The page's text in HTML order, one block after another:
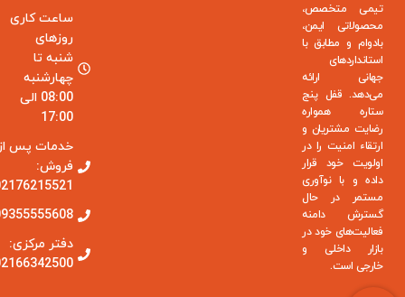
تیمی متخصص،
محصولاتی ایمن،
بادوام و مطابق با
استانداردهای
جهانی ارائه
می‌دهد. قفل پنج
ستاره همواره
رضایت مشتریان و
ارتقاء امنیت را در
اولویت خود قرار
داده و با نوآوری
مستمر در حال
گسترش دامنه
فعالیت‌های خود در
بازار داخلی و
خارجی است.
ساعت کاری
روزهای
شنبه تا
چهارشنبه
08:00 الی
17:00
خدمات پس
فروش:
دفتر مرکزی: